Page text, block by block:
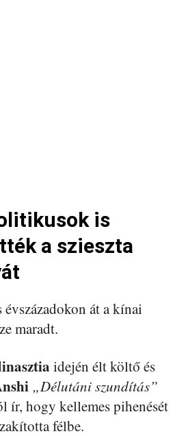
is
a szieszta
át a kínai
maradt.
idején élt költő és
„Délutáni szundítás”
ír, hogy kellemes pihenését
félbe.